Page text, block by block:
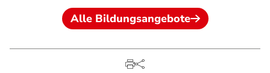
Alle Bildungsangebote